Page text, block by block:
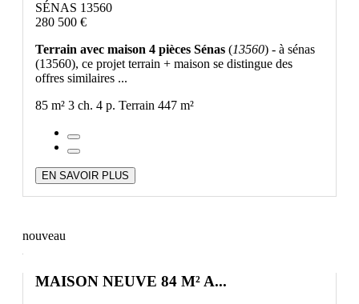
SÉNAS 13560
280 500 €
Terrain avec maison 4 pièces Sénas (13560) - à sénas
(13560), ce projet terrain + maison se distingue des
offres similaires ...
85 m² 3 ch. 4 p. Terrain 447 m²
EN SAVOIR PLUS
nouveau
MAISON NEUVE 84 M² A...